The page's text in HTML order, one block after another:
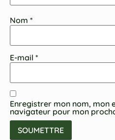
Nom *
E-mail *
Enregistrer mon nom, mon
navigateur pour mon